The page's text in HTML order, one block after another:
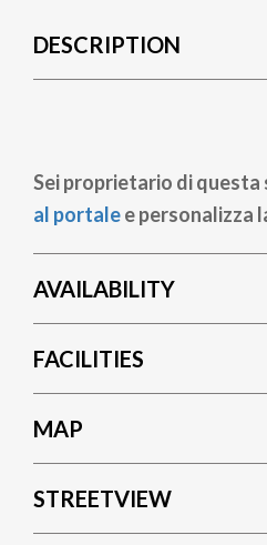
DESCRIPTION
Sei proprietario di
al portalee personalizza
AVAILABILITY
FACILITIES
MAP
STREETVIEW